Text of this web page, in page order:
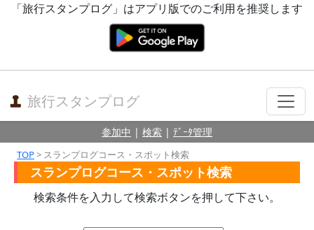
「旅行スタンプログ」はアプリ版でのご利用を推奨します
旅行スタンプログ
参加中 | 検索 | ﾃﾞｰﾀ管理
TOP> スランプログコース・スポット検索
スランプログコース・スポット検索
検索条件を入力して検索ボタンを押して下さい。